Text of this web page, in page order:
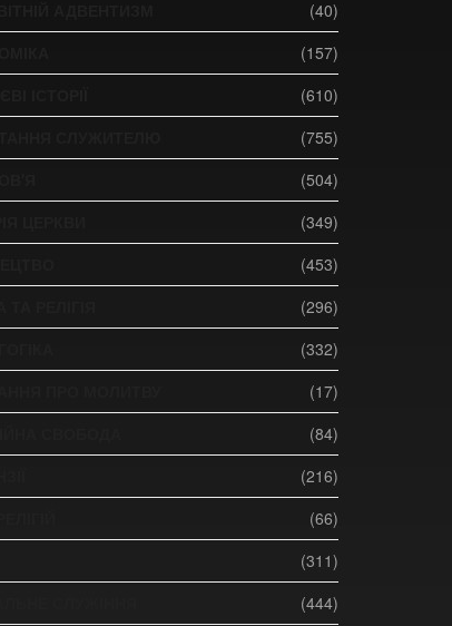
(40)
(157)
(610)
(755)
(504)
(349)
(453)
(296)
(332)
(17)
(84)
(216)
(66)
(311)
(444)